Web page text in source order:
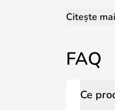
Citește
FAQ
Ce